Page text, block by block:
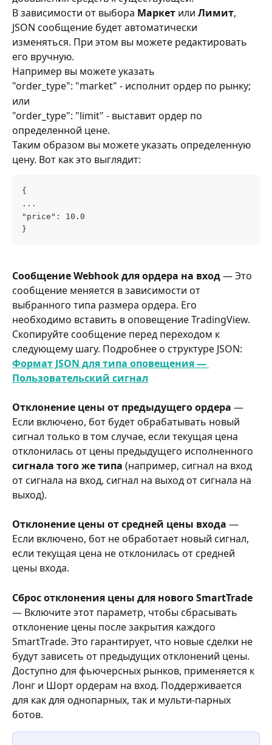
В зависимости от выбора Маркет или Лимит,
JSON сообщение будет автоматически
изменяться. При этом вы можете редактировать
его вручную.
Например вы можете указать
"order_type": "market" - исполнит ордер по рынку;
или
"order_type": "limit" - выставит ордер по
определенной цене.
Таким образом вы можете указать определенную
цену. Вот как это выглядит:
{
...
"price": 10.0
}
Сообщение Webhook для ордера на вход — Это
сообщение меняется в зависимости от
выбранного типа размера ордера. Его
необходимо вставить в оповещение TradingView.
Скопируйте сообщение перед переходом к
следующему шагу. Подробнее о структуре JSON:
Формат JSON для типа оповещения —
Пользовательский сигнал
Отклонение цены от предыдущего ордера —
Если включено, бот будет обрабатывать новый
сигнал только в том случае, если текущая цена
отклонилась от цены предыдущего исполненного
сигнала того же типа (например, сигнал на вход
от сигнала на вход, сигнал на выход от сигнала на
выход).
Отклонение цены от средней цены входа —
Если включено, бот не обработает новый сигнал,
если текущая цена не отклонилась от средней
цены входа.
Сброс отклонения цены для нового SmartTrade
— Включите этот параметр, чтобы сбрасывать
отклонение цены после закрытия каждого
SmartTrade. Это гарантирует, что новые сделки не
будут зависеть от предыдущих отклонений цены.
Доступно для фьючерсных рынков, применяется к
Лонг и Шорт ордерам на вход. Поддерживается
для как для однопарных, так и мульти-парных
ботов.